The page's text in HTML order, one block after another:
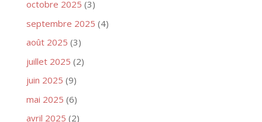
octobre 2025 (3)
septembre 2025 (4)
août 2025 (3)
juillet 2025 (2)
juin 2025 (9)
mai 2025 (6)
avril 2025 (2)